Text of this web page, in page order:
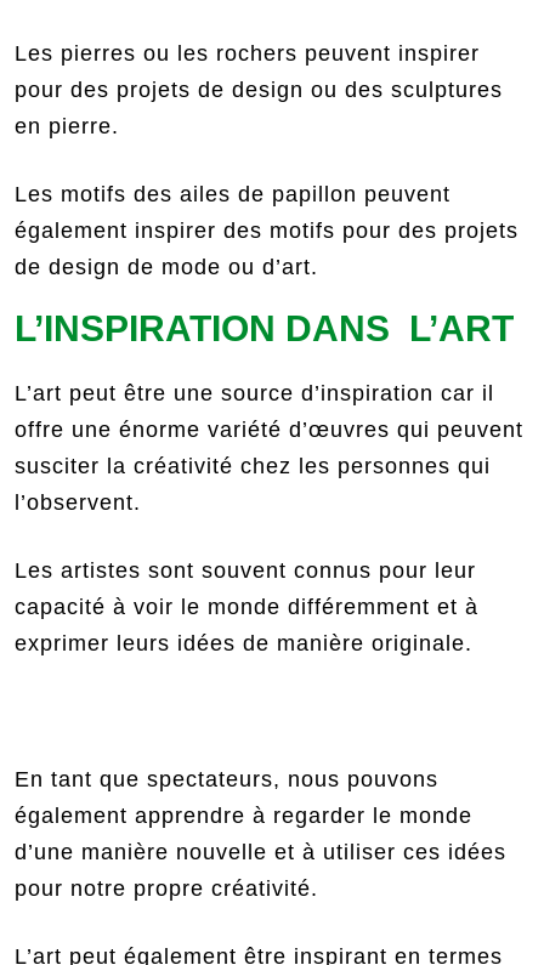
Les pierres ou les rochers peuvent inspirer
pour des projets de design ou des sculptures
en pierre.
Les motifs des ailes de papillon peuvent
également inspirer des motifs pour des projets
de design de mode ou d’art.
L’INSPIRATION DANS L’ART
L’art peut être une source d’inspiration car il
offre une énorme variété d’œuvres qui peuvent
susciter la créativité chez les personnes qui
l’observent.
Les artistes sont souvent connus pour leur
capacité à voir le monde différemment et à
exprimer leurs idées de manière originale.
En tant que spectateurs, nous pouvons
également apprendre à regarder le monde
d’une manière nouvelle et à utiliser ces idées
pour notre propre créativité.
L’art peut également être inspirant en termes